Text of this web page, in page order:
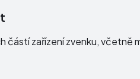
částí zařízení zvenku, včetně